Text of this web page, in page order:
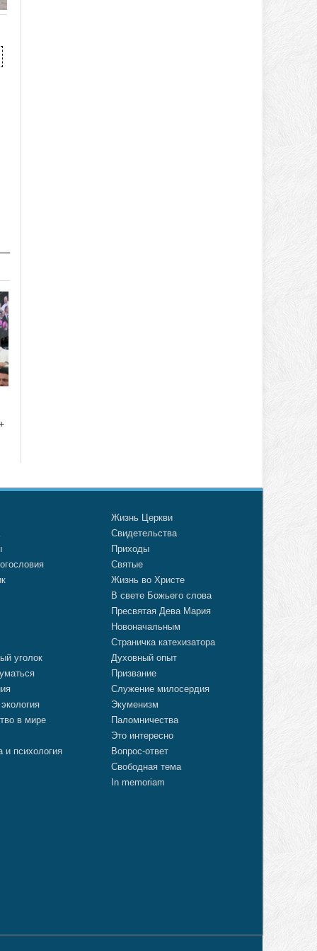
уголок
в мире
и психология
Жизнь Церкви
Свидетельства
Приходы
Святые
Жизнь во Христе
В свете Божьего слова
Пресвятая Дева Мария
Новоначальным
Страничка катехизатора
Духовный опыт
Призвание
Служение милосердия
Экуменизм
Паломничества
Это интересно
Вопрос-ответ
Свободная тема
In memoriam